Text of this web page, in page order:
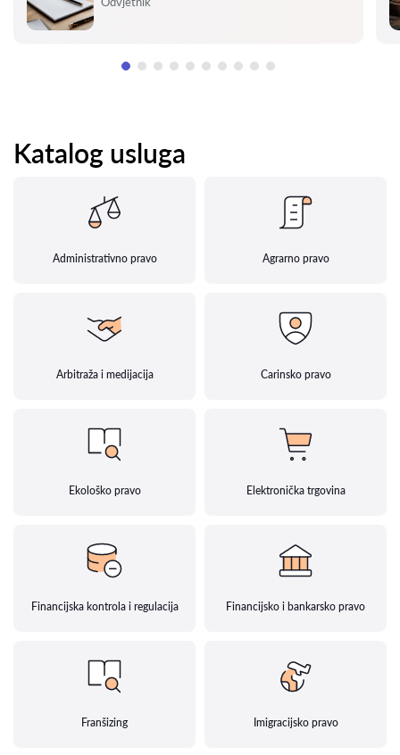
Katalog usluga
Administrativno pravo Agrarno pravo
Arbitraža i medijacija Carinsko pravo
Ekološko pravo Elektronička trgovina
Financijska kontrola i regulacija Financijsko i bankarsko pravo
Franšizing Imigracijsko pravo